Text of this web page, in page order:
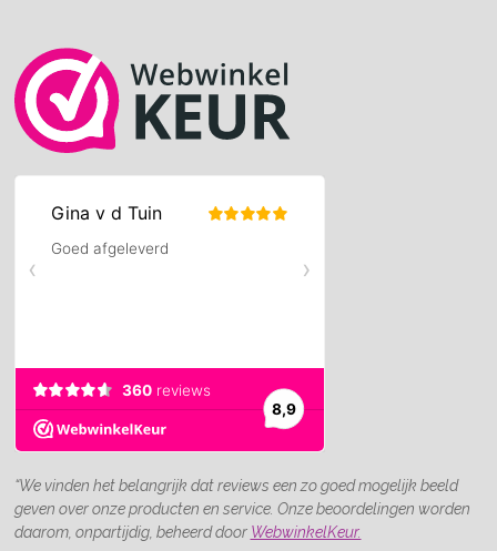
“We vinden het belangrijk dat reviews een zo goed mogelijk beeld
geven over onze producten en service. Onze beoordelingen worden
daarom, onpartijdig, beheerd door WebwinkelKeur.